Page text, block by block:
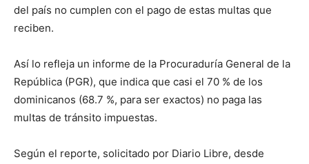
del país no cumplen con el pago de estas multas que
reciben.
Así lo refleja un informe de la Procuraduría General de la
República (PGR), que indica que casi el 70 % de los
dominicanos (68.7 %, para ser exactos) no paga las
multas de tránsito impuestas.
Según el reporte, solicitado por Diario Libre, desde